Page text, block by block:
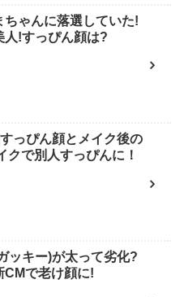
ちゃんに落選していた!
人!すっぴん顔は?
っぴん顔とメイク後の
クで別人すっぴんに！
ッキー)が太って劣化?
CMで老け顔に!